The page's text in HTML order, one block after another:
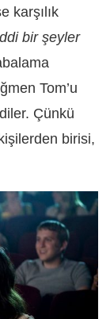
karşılık
bir şeyler
Tom’u
Çünkü
birisi,